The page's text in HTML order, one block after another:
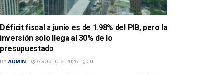
Déficit fiscal a junio es de 1.98% del PIB, pero la
inversión solo llega al 30% de lo
presupuestado
BY ADMIN AGOSTO 5, 2026 0